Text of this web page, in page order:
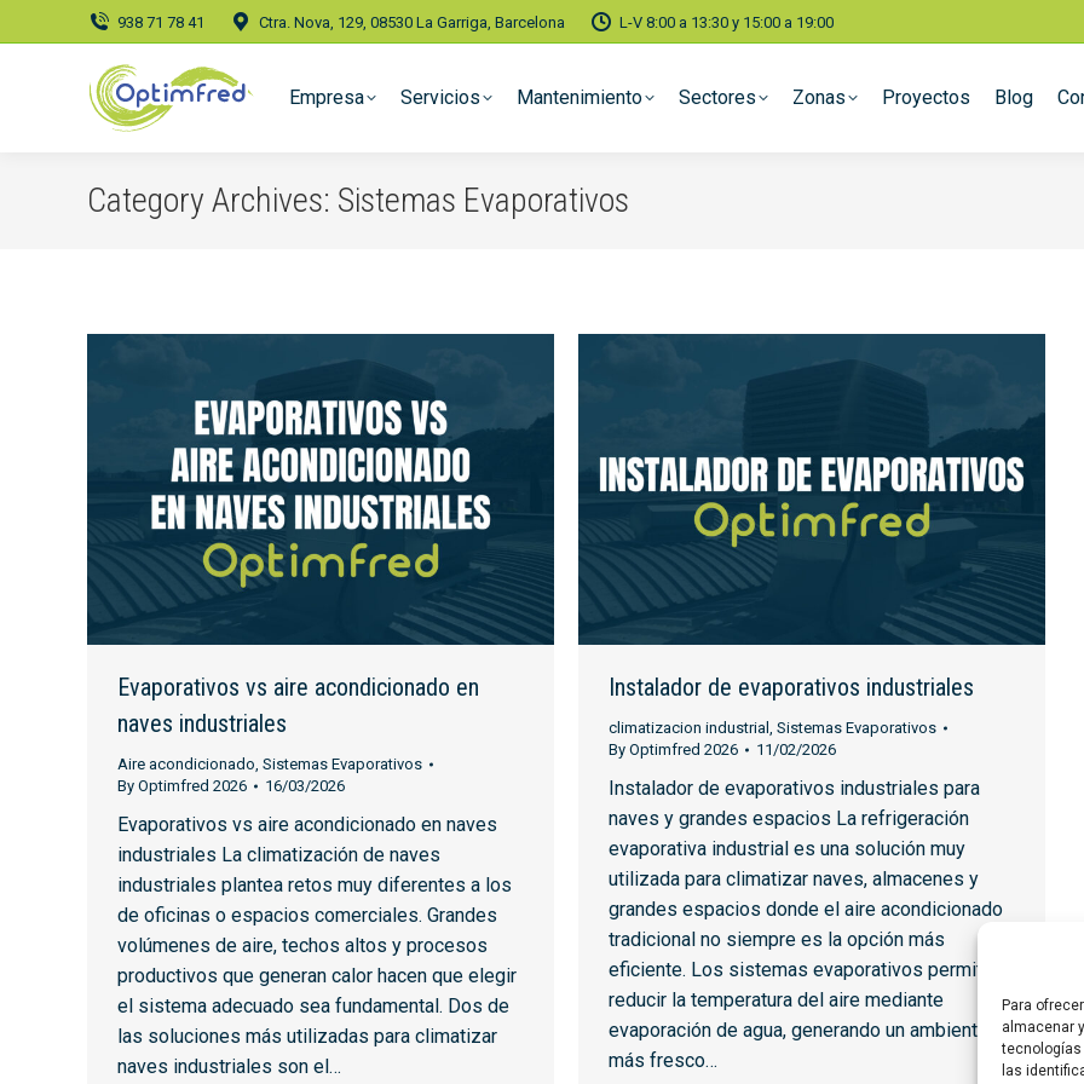
Para
almacenar
tecnologías
las
938 71 78 41 Ctra. Nova, 129, 08530 La Garriga, Barcelona L-V 8:00 a 13:30 y 15:00 a 19:00
Empresa Servicios Mantenimiento Sectores Zonas Proyectos Blog
Category Archives: Sistemas Evaporativos
Evaporativos vs aire acondicionado en
naves industriales
Aire acondicionado, Sistemas Evaporativos
By Optimfred 2026 16/03/2026
Evaporativos vs aire acondicionado en naves
industriales La climatización de naves
industriales plantea retos muy diferentes a los
de oficinas o espacios comerciales. Grandes
volúmenes de aire, techos altos y procesos
productivos que generan calor hacen que elegir
el sistema adecuado sea fundamental. Dos de
las soluciones más utilizadas para climatizar
naves industriales son el…
Instalador de evaporativos industriales
climatizacion industrial , Sistemas Evaporativos
By Optimfred 2026 11/02/2026
Instalador de evaporativos industriales para
naves y grandes espacios La refrigeración
evaporativa industrial es una solución muy
utilizada para climatizar naves, almacenes y
grandes espacios donde el aire acondicionado
tradicional no siempre es la opción más
eficiente. Los sistemas evaporativos permiten
reducir la temperatura del aire mediante
evaporación de agua, generando un ambiente
más fresco…